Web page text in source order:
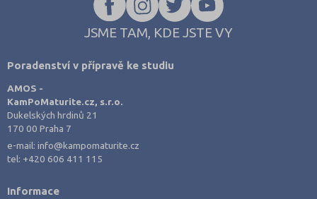
JSME TAM, KDE JSTE VY
Poradenství v přípravě ke studiu
AMOS -
KamPoMaturite.cz, s.r.o.
Dukelských hrdinů 21
170 00 Praha 7
e-mail:info@kampomaturite.cz
tel: +420 606 411 115
Informace